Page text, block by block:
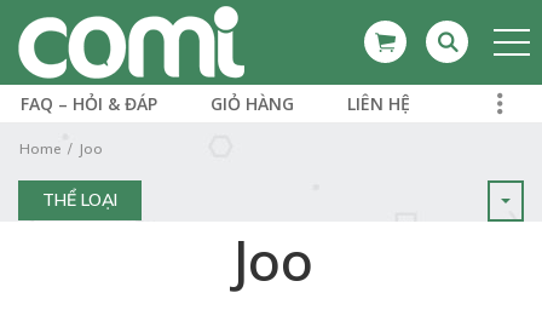
FAQ – HỎI & ĐÁP GIỎ HÀNG LIÊN HỆ
Home Joo
THỂ LOẠI
Joo